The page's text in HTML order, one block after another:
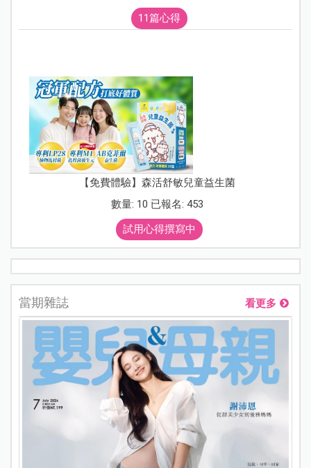
11篇心得
【免費體驗】森活舒敏兒童益生菌
數量: 10 已報名: 453
試用心得撰寫中
當期雜誌 看更多